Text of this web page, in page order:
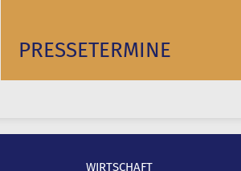
PRESSETERMINE
WIRTSCHAFT